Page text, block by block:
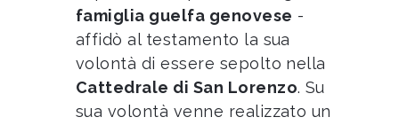
famiglia guelfa genovese -
affidò al testamento la sua
volontà di essere sepolto nella
Cattedrale di San Lorenzo. Su
sua volontà venne realizzato un